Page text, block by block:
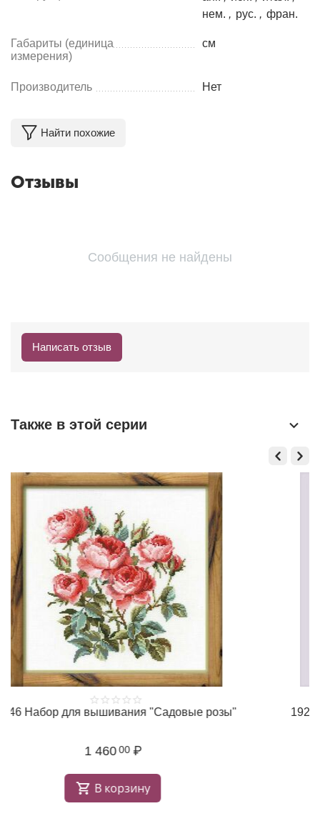
нем. , рус. , фран.
Габариты (единица
измерения)
см
Производитель Нет
Найти похожие
Отзывы
Сообщения не найдены
Написать отзыв
Также в этой серии
1046 Набор для вышивания "Садовые розы"
1 460
В корзину